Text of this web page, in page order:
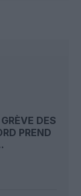
DES
PREND